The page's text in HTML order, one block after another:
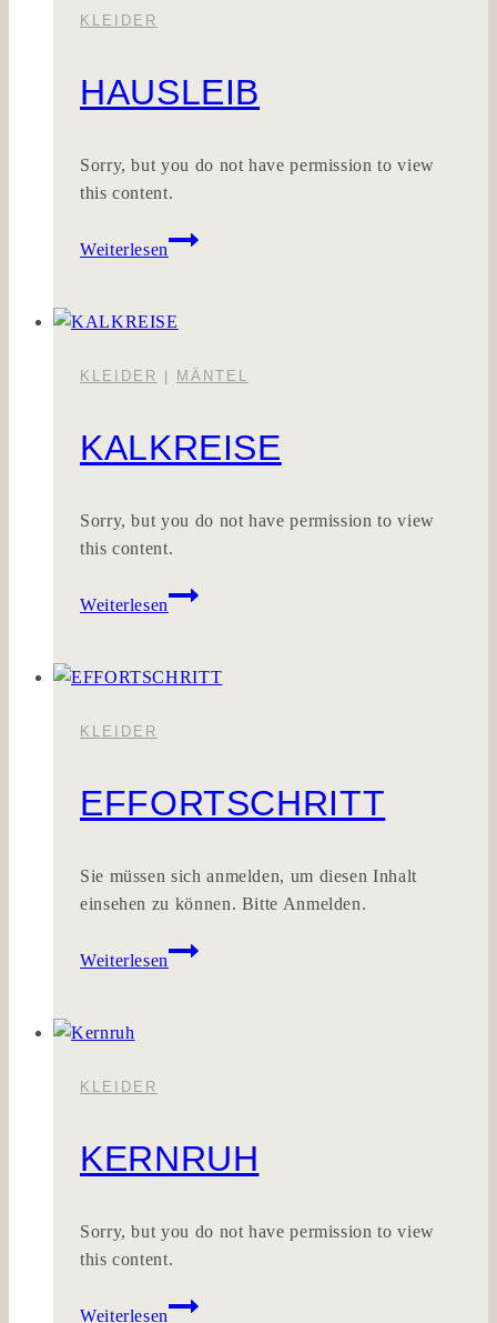
KLEIDER
HAUSLEIB
Sorry, but you do not have permission to view
this content.
Weiterlesen
Hausleib
KLEIDER MÄNTEL
KALKREISE
Sorry, but you do not have permission to view
this content.
Weiterlesen
KALKREISE
KLEIDER
EFFORTSCHRITT
Sie müssen sich anmelden, um diesen Inhalt
einsehen zu können. Bitte Anmelden.
Weiterlesen
EFFORTSCHRITT
KLEIDER
KERNRUH
Sorry, but you do not have permission to view
this content.
Weiterlesen
Kernruh